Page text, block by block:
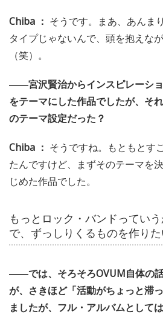
Chiba ： そうです。まあ、あんま
タイプじゃないんで、頭を抱えな
（笑）。
――宮沢賢治からインスピレーショ
をテーマにした作品でしたが、そ
のテーマ設定だった？
Chiba ： そうですね。もともとす
たんですけど、まずそのテーマを
じめた作品でした。
もっとロック・バンドってい
で、ずっしりくるものを作りた
――では、そろそろOVUM自体の
が、さきほど「活動がちょっと滞
ましたが、フル・アルバムとして